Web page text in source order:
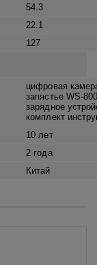
54.3
22.1
127
цифровая
запястье WS-
зарядное
комплект
10 лет
2 года
Китай